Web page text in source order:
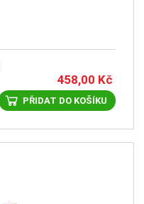
458,00 Kč
PŘIDAT DO KOŠÍKU